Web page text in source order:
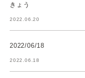
きょう
2022.06.20
2022/06/18
2022.06.18